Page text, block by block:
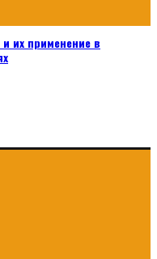
их применение в